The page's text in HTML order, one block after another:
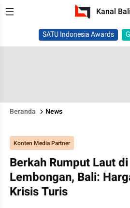
Kanal
SATU Indonesia Awards
Beranda News
Konten Media Partner
Berkah Rumput Laut
Lembongan, Bali:
Krisis Turis